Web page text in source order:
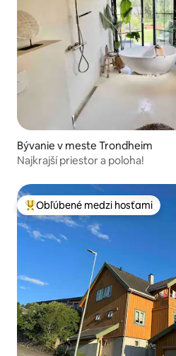
Bývanie v meste Trondheim
Najkrajší priestor a poloha!
Najobľúbenejšie medzi hosťami
Obľúbené medzi hosťami